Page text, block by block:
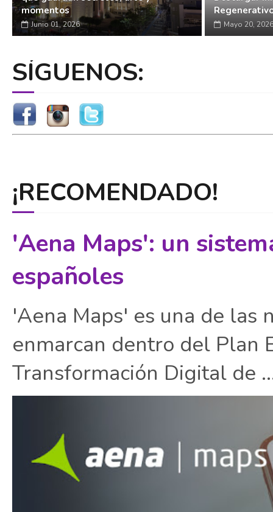
momentos
Junio 01, 2026 Mayo 20, 2026
SÍGUENOS:
¡RECOMENDADO!
'Aena Maps': un
españoles
'Aena Maps' es una de las
enmarcan dentro del Plan
Transformación Digital de